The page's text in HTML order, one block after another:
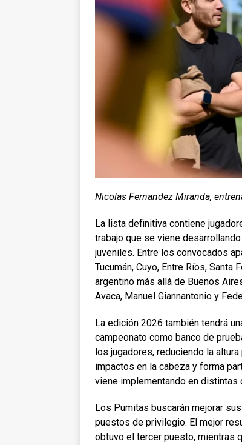
Nicolas Fernandez Miranda,
La lista definitiva contiene
trabajo que se viene
juveniles. Entre los convocados
Tucumán, Cuyo, Entre Ríos, Santa
argentino más allá de Buenos
Avaca, Manuel Giannantonio y
La edición 2026 también tendrá
campeonato como banco de
los jugadores, reduciendo la
impactos en la cabeza y forma
viene implementando en distintas
Los Pumitas buscarán mejorar
puestos de privilegio. El mejor
obtuvo el tercer puesto, mientras